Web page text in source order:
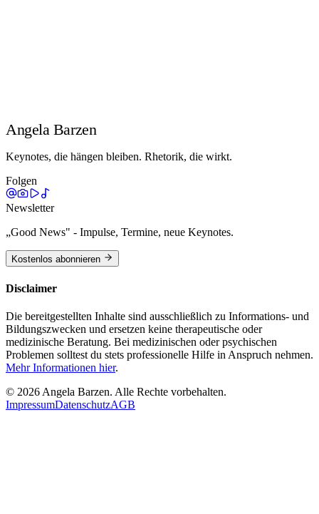
Angela Barzen
Keynotes, die hängen bleiben. Rhetorik, die wirkt.
Folgen
Newsletter
„Good News" - Impulse, Termine, neue Keynotes.
Kostenlos abonnieren
Disclaimer
Die bereitgestellten Inhalte sind ausschließlich zu Informations- und
Bildungszwecken und ersetzen keine therapeutische oder
medizinische Beratung. Bei medizinischen oder psychischen
Problemen solltest du stets professionelle Hilfe in Anspruch nehmen.
Mehr Informationen hier.
© 2026 Angela Barzen. Alle Rechte vorbehalten.
ImpressumDatenschutzAGB